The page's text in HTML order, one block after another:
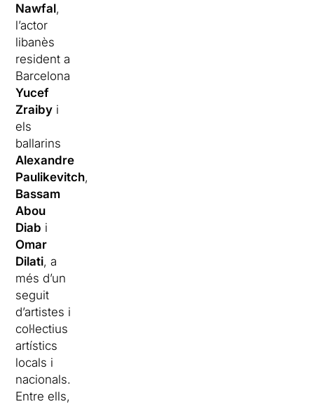
Nawfal,
l’actor
libanès
resident a
Barcelona
Yucef
Zraiby i
els
ballarins
Alexandre
Paulikevitch,
Bassam
Abou
Diab i
Omar
Dilati, a
més d’un
seguit
d’artistes i
col·lectius
artístics
locals i
nacionals.
Entre ells,